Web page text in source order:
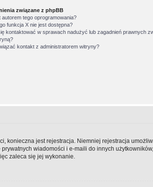
związane z phpBB
autorem tego oprogramowania?
funkcja X nie jest dostępna?
kontaktować w sprawach nadużyć lub zagadnień prawnych
kontakt z administratorem witryny?
konieczna jest rejestracja. Niemniej rejestracja
wiadomości i e-maili do innych użytkowników,
zaleca się jej wykonanie.